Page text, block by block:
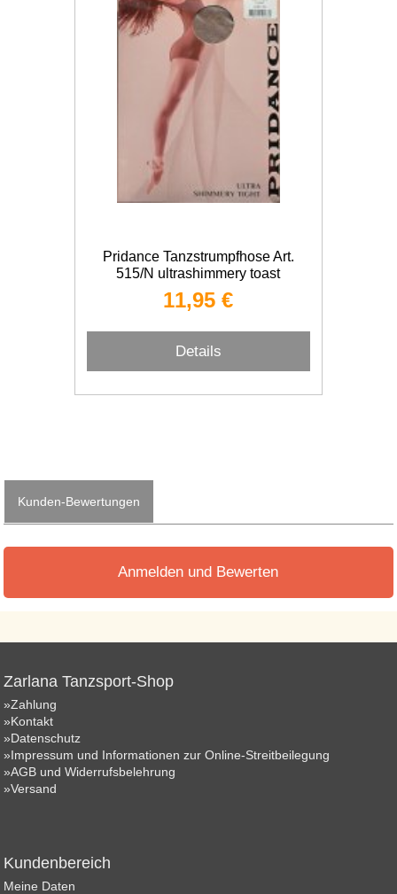
Pridance Tanzstrumpfhose Art.
515/N ultrashimmery toast
11,95 €
Details
Kunden-Bewertungen
Anmelden und Bewerten
Zarlana Tanzsport-Shop
»Zahlung
»Kontakt
»Datenschutz
»Impressum und Informationen zur Online-Streitbeilegung
»AGB und Widerrufsbelehrung
»Versand
Kundenbereich
Meine Daten